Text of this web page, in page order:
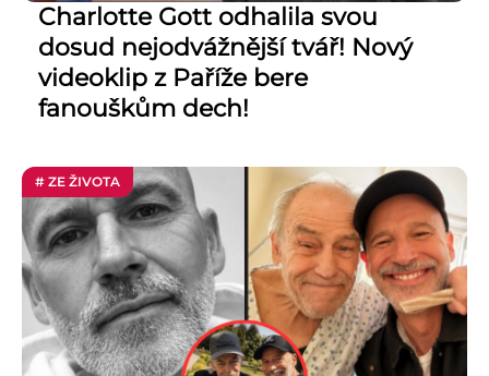
Charlotte Gott odhalila svou
dosud nejodvážnější tvář! Nový
videoklip z Paříže bere
fanouškům dech!
# ZE ŽIVOTA